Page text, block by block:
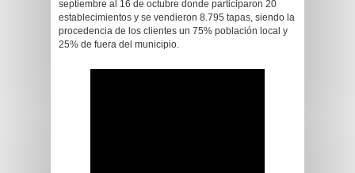
septiembre al 16 de octubre donde participaron 20
establecimientos y se vendieron 8.795 tapas, siendo la
procedencia de los clientes un 75% población local y
25% de fuera del municipio.